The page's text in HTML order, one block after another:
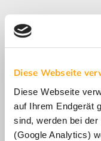
Diese Webseite
Diese Webseite
auf Ihrem Endgerät
sind, werden bei
(Google Analytics)